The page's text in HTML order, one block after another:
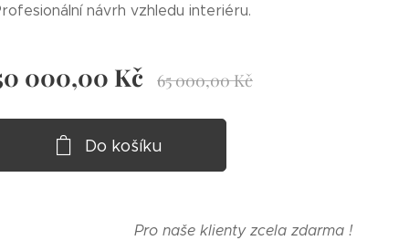
návrh vzhledu interiéru.
000,00 Kč 65 000,00Kč
Do košíku
Pro naše klienty zcela zdarma !